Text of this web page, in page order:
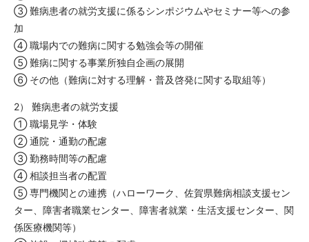
③ 難病患者の就労支援に係るシンポジウムやセミナー等への参
加
④ 職場内での難病に関する勉強会等の開催
⑤ 難病に関する事業所独自企画の展開
⑥ その他（難病に対する理解・普及啓発に関する取組等）
2） 難病患者の就労支援
① 職場見学・体験
② 通院・通勤の配慮
③ 勤務時間等の配慮
④ 相談担当者の配置
⑤ 専門機関との連携（ハローワーク、佐賀県難病相談支援セン
ター、障害者職業センター、障害者就業・生活支援センター、関
係医療機関等）